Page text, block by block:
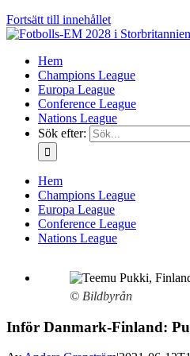
Fortsätt till innehållet
Hem
Champions League
Europa League
Conference League
Nations League
Sök efter:
Hem
Champions League
Europa League
Conference League
Nations League
© Bildbyrån
Inför Danmark-Finland: